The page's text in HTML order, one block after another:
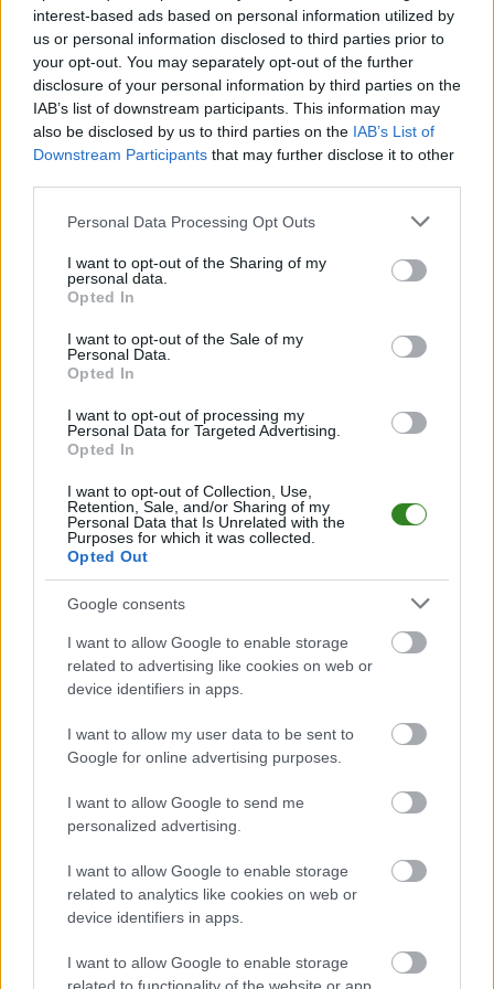
interest-based ads based on personal information utilized by
us or personal information disclosed to third parties prior to
your opt-out. You may separately opt-out of the further
disclosure of your personal information by third parties on the
IAB’s list of downstream participants. This information may
also be disclosed by us to third parties on the IAB’s List of
Downstream Participants that may further disclose it to other
Please note that this website/app uses one or more Google
not limited to your visit or usage behaviour. You may click to
grant or deny consent to Google and its third-party tags to
use your data for below specified purposes in below Google
consent section.
Personal Data Processing Opt Outs
I want to opt-out of the Sharing of my
personal data.
Opted In
I want to opt-out of the Sale of my
Personal Data.
Opted In
I want to opt-out of processing my
Personal Data for Targeted Advertising.
Opted In
I want to opt-out of Collection, Use,
Retention, Sale, and/or Sharing of my
Personal Data that Is Unrelated with the
Purposes for which it was collected.
Opted Out
Google consents
I want to allow Google to enable storage
related to advertising like cookies on web or
device identifiers in apps.
I want to allow my user data to be sent to
Google for online advertising purposes.
I want to allow Google to send me
personalized advertising.
I want to allow Google to enable storage
related to analytics like cookies on web or
device identifiers in apps.
I want to allow Google to enable storage
Po zakończeniu spotkania automatycznie publikujemyoficjalny wynik
spotkania, a także dane meczowe, jeśli są dostępne.
Pełny harmonogram rozgrywek dostępny jest tutaj: Jarosław > Klasa A -
terminarz.
Informacje o składach i strzelcach
W miarę dostępności danych, publikujemyskłady wyjściowe,
aktualizujemy zależnie od poziomu ligi i dostępnych źródeł.
Śledź mecze swojej drużyny
Jeśli jesteś kibicem klubu MKS Radymno lub Wisznia Nienowice - zaglądaj
tutaj częściej. Nasz serwis regularnie dostarcza informacje o terminach
meczów, wynikach, transferach i newsach klubowych
piłkarskichw województwie. Sprawdź nasze relacje, śledź ulubioną ligę i
bądź na bieżąco z wydarzeniami z boisk!
MKS Radymno - Wisznia Nienowiceodbędzie się w ramach 7.
kolejki - Jarosław > Klasa A. Spotkanie zostanie rozegrane w dniu 27
MKS Radymnoprzystępuje do tego spotkania w roli gospodarza. Jak
drużyna radzi sobie w sezonie 2025/2026 rozgrywek Jarosław > Klasa A
przed własną publicznością? Na tej stronie możecie zobaczyć tabelę
uwzględniającą tylko mecze u siebie. W tabeli biorącej pod uwagę tylko
mecze wyjazdowe możecie natomiast sprawdzić jak spisuje się klub
Wisznia Nienowice.
Jarosław > Klasa A - sytuacja w tabeli
Przed meczami 7. kolejki - Jarosław > Klasa A gospodarze (MKS Radymno)
zajmują3. miejscew tabeli. Goście (Wisznia Nienowice) plasują się na
Poniżej znajdziesz także ostatnie mecze obu drużyn oraz statystyki
bramkowe.
MKS Radymno vs. Wisznia Nienowice - relacja, wynik na żywo,
transmisja
Wynik meczu MKS Radymno - Wisznia Nienowice znajdziesz na naszej
stronie zaraz po jego zakończeniu. Jeżeli szukasz informacji meczowych,
zajrzyj tutaj:MKS Radymno vs. Wisznia Nienowice - wynik, składy,
strzelcy
Jeżeli w internecie lub TV dostępna jest
albo innych spotkań Jarosław >
Klasa A na pewno znajdziesz takie informacje na naszym portalu. Możliwe